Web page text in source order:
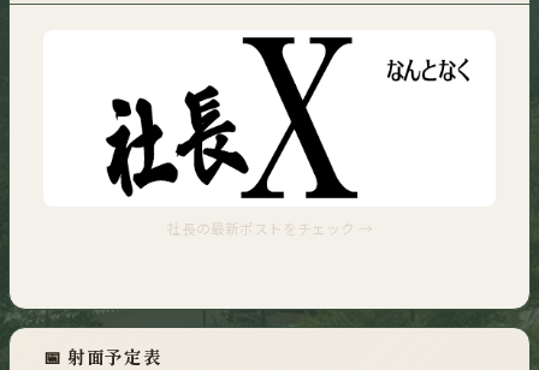
若葉会
社長の最新ポストをチェック →
📅 射面予定表